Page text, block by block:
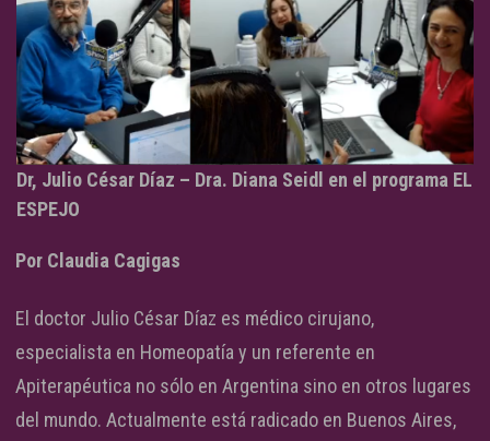
Dr, Julio César Díaz – Dra. Diana Seidl en el programa EL
ESPEJO
Por Claudia Cagigas
El doctor Julio César Díaz es médico cirujano,
especialista en Homeopatía y un referente en
Apiterapéutica no sólo en Argentina sino en otros lugares
del mundo. Actualmente está radicado en Buenos Aires,